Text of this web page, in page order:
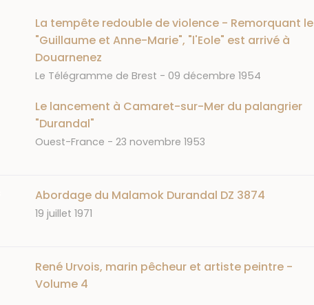
La tempête redouble de violence - Remorquant le
"Guillaume et Anne-Marie", "l'Eole" est arrivé à
Douarnenez
Journal
Le Télégramme de Brest Date
09 décembre 1954
Le lancement à Camaret-sur-Mer du palangrier
"Durandal"
Journal
Ouest-France Date
23 novembre 1953
Abordage du Malamok Durandal DZ 3874
Date
19 juillet 1971
René Urvois, marin pêcheur et artiste peintre -
Volume 4